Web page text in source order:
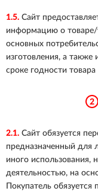
1.5. Сайт
информацию о
основных
изготовления, а
сроке годности товара
2
2.1. Сайт обязуется
предназначенный для
иного использования,
деятельностью, на
Покупатель